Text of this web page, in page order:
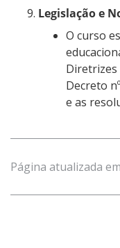
Legislação e
O curso
Diretrizes
Decreto
e as
Página atualizada